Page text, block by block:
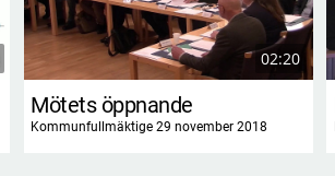
02:20
Mötets öppnande
Kommunfullmäktige 29 november 2018